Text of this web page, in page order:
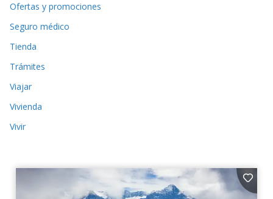
Ofertas y promociones
Seguro médico
Tienda
Trámites
Viajar
Vivienda
Vivir